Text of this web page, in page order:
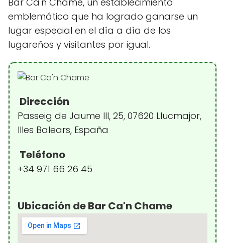
emblemático que ha logrado ganarse un
lugar especial en el día a día de los
lugareños y visitantes por igual.
Dirección
Passeig de Jaume III, 25, 07620 Llucmajor,
Illes Balears, España
Teléfono
+34 971 66 26 45
Ubicación de Bar Ca'n Chame